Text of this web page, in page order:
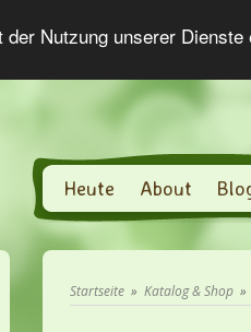
Nutzung unserer
Heute About
Startseite » Katalog & Shop »